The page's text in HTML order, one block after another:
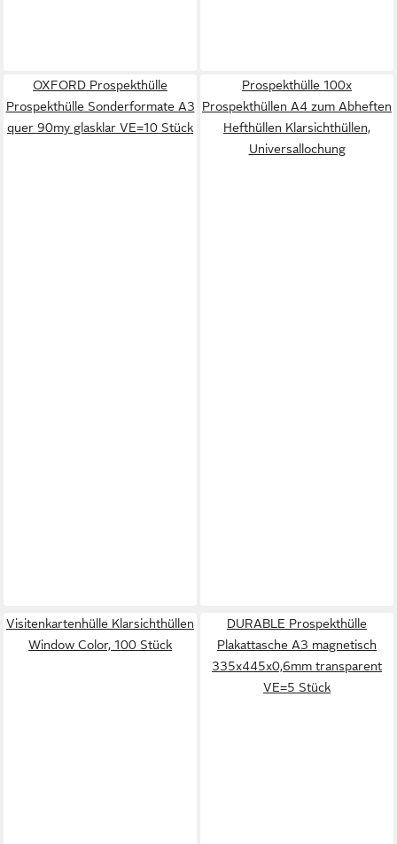
OXFORD Prospekthülle
Prospekthülle Sonderformate A3
quer 90my glasklar VE=10 Stück
Prospekthülle 100x
Prospekthüllen A4 zum Abheften
Hefthüllen Klarsichthüllen,
Universallochung
Visitenkartenhülle Klarsichthüllen
Window Color, 100 Stück
DURABLE Prospekthülle
Plakattasche A3 magnetisch
335x445x0,6mm transparent
VE=5 Stück